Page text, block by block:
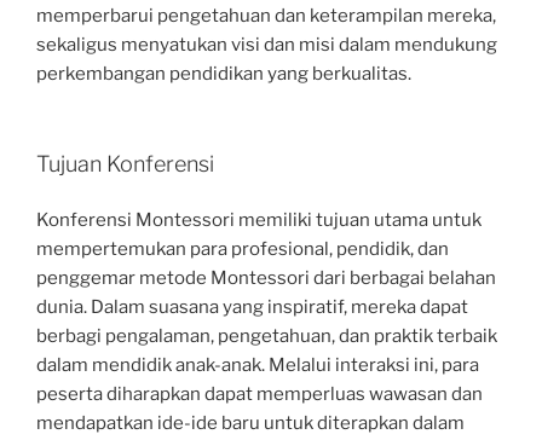
memperbarui pengetahuan dan keterampilan mereka,
sekaligus menyatukan visi dan misi dalam mendukung
perkembangan pendidikan yang berkualitas.
Tujuan Konferensi
Konferensi Montessori memiliki tujuan utama untuk
mempertemukan para profesional, pendidik, dan
penggemar metode Montessori dari berbagai belahan
dunia. Dalam suasana yang inspiratif, mereka dapat
berbagi pengalaman, pengetahuan, dan praktik terbaik
dalam mendidik anak-anak. Melalui interaksi ini, para
peserta diharapkan dapat memperluas wawasan dan
mendapatkan ide-ide baru untuk diterapkan dalam